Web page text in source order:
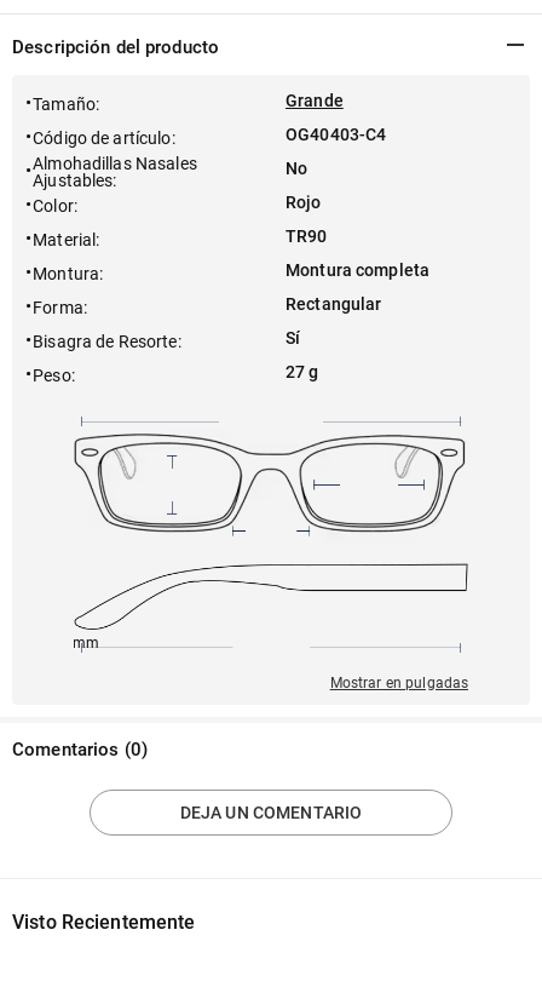
Descripción del producto
Tamaño:
Grande
Código de artículo:
OG40403-C4
Almohadillas Nasales
Ajustables:
No
Color:
Rojo
Material :
TR90
Montura:
Montura completa
Forma:
Rectangular
Bisagra de Resorte:
Sí
Peso: 27 g
139mm
Mostrar en pulgadas
Comentarios (0)
DEJA UN COMENTARIO
Visto Recientemente